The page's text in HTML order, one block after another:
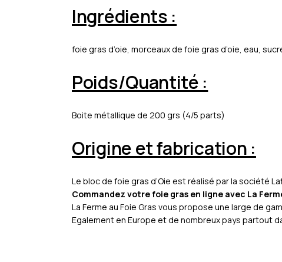
Ingrédients :
foie gras d’oie, morceaux de foie gras d’oie, eau,
Poids/Quantité :
Boite métallique de 200 grs (4/5 parts)
Origine et fabrication :
Le bloc de foie gras d’Oie est réalisé par la société
Commandez votre foie gras en ligne avec La
La Ferme au Foie Gras vous propose une large de
Egalement en Europe et de nombreux pays partout